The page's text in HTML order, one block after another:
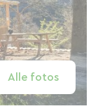
Alle fotos